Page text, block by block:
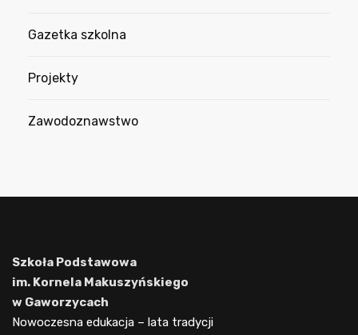
Gazetka szkolna
Projekty
Zawodoznawstwo
Szkoła Podstawowa
im. Kornela Makuszyńskiego
w Gaworzycach
Nowoczesna edukacja – lata tradycji